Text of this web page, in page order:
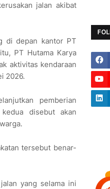
jalan akibat
di depan kantor PT
PT Hutama Karya
aktivitas kendaraan
2026.
pemberian
kedua disebut akan
tersebut benar-
yang selama ini